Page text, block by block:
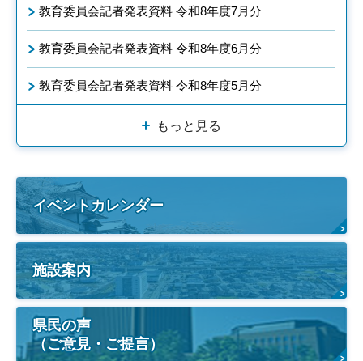
教育委員会記者発表資料 令和8年度7月分
教育委員会記者発表資料 令和8年度6月分
教育委員会記者発表資料 令和8年度5月分
もっと見る
イベントカレンダー
施設案内
県民の声
（ご意見・ご提言）